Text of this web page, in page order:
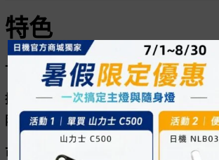
特色
一體式線型燈俗稱支架燈、層板燈。
採用一體式設計，吸頂式安裝面與天花
隙，不怕累積灰塵。
可拆卸式結構無需固定裝置，方便更換零